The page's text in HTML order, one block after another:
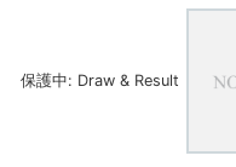
保護中: Draw & Result